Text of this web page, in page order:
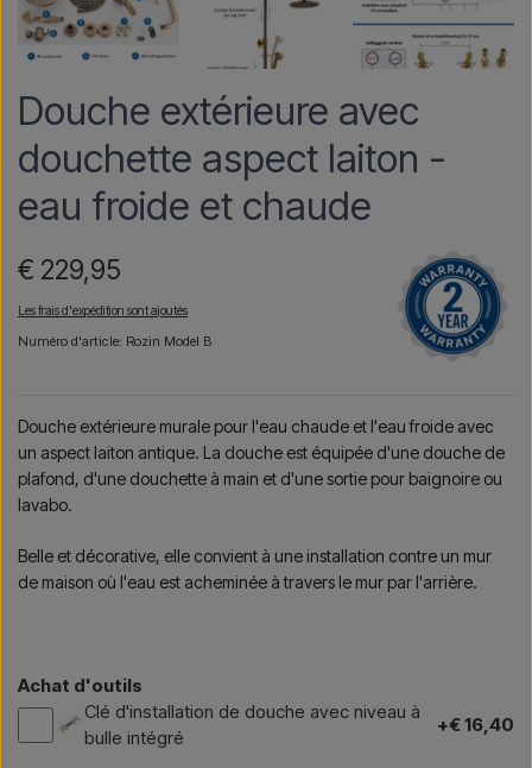
Douche extérieure avec
douchette aspect laiton -
eau froide et chaude
€ 229,95
Les frais d'expédition sont ajoutés
Numéro d'article: Rozin Model B
Douche extérieure murale pour l'eau chaude et l'eau froide avec
un aspect laiton antique. La douche est équipée d'une douche de
plafond, d'une douchette à main et d'une sortie pour baignoire ou
lavabo.
Belle et décorative, elle convient à une installation contre un mur
de maison où l'eau est acheminée à travers le mur par l'arrière.
Achat d'outils
Clé d'installation de douche avec niveau à
bulle intégré
+€ 16,40